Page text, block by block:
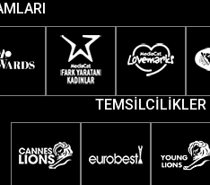
TEMSİLCİLİKLER